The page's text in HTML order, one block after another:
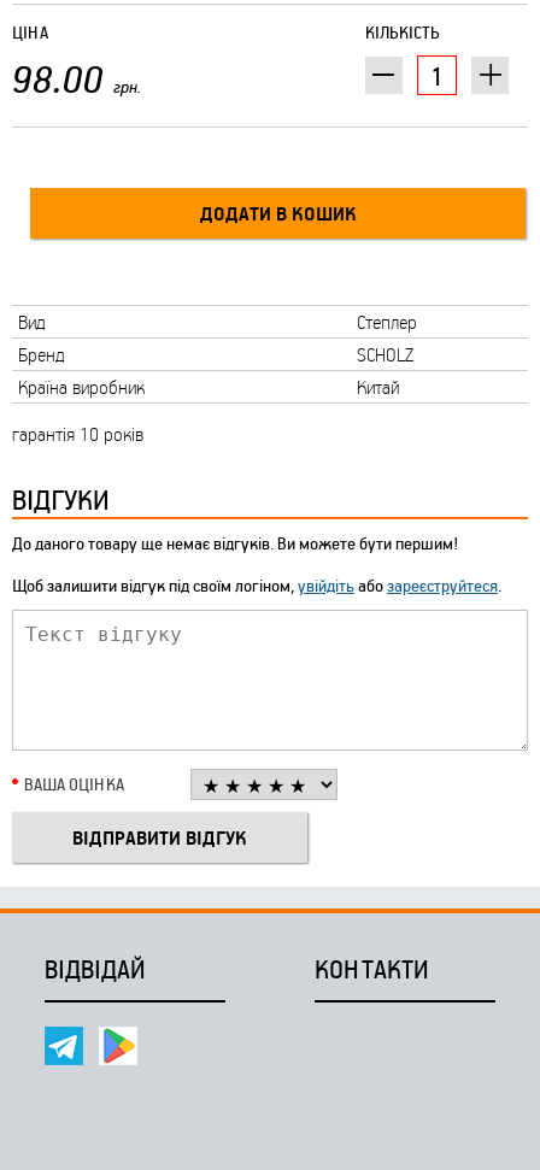
КІЛЬКІСТЬ
ЦІНА
98.00 грн.
Вид
Степлер
Бренд
SCHOLZ
Країна виробник
Китай
гарантія 10 років
ВІДГУКИ
До даного товару ще немає відгуків. Ви можете бути першим!
Щоб залишити відгук під своїм логіном,увійдітьабозареєструйтеся.
ВАША ОЦІНКА
ВІДВІДАЙ КОНТАКТИ